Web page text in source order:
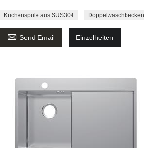
Küchenspüle aus SUS304 Doppelwaschbecken
 Send Email Einzelheiten